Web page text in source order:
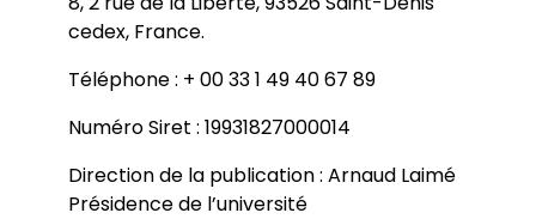
Science politique
Sociologie & Anthropologie
Diplômes proposés
Prix 2012 de la chancellerie des universités de
Prix Aguirre-Basualdo en Droit et Sciences
Parcours d’étudiants
International
Interlocuteurs
Stages
Offres de stages
Conventions
cedex, France.
Téléphone : + 00 33 1 49 40 67 89
Numéro Siret : 19931827000014
Direction de la publication : Arnaud Laimé
Présidence de l’université